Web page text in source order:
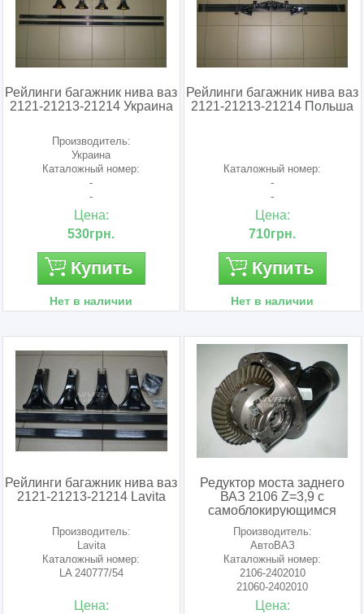
Рейлинги багажник нива ваз
2121-21213-21214 Украина
Производитель:
Украина
Каталожный номер:
-
-
Цена:
530грн.
Купить
Нет в наличии
Рейлинги багажник нива ваз
2121-21213-21214 Польша
Каталожный номер:
-
-
Цена:
710грн.
Купить
Нет в наличии
Рейлинги багажник нива ваз
2121-21213-21214 Lavita
Производитель:
Lavita
Каталожный номер:
LA 240777/54
Цена:
Редуктор моста заднего
ВАЗ 2106 Z=3,9 с
самоблокирующимся
дифференциалом АвтоВАЗ
Производитель:
АвтоВАЗ
Каталожный номер:
2106-2402010
21060-2402010
210602402010
Цена: